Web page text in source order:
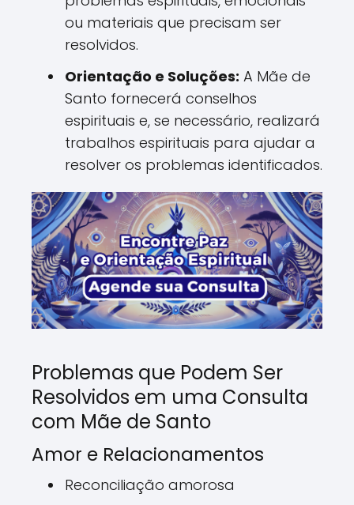
ou materiais que precisam ser
resolvidos.
Orientação e Soluções: A Mãe de
Santo fornecerá conselhos
espirituais e, se necessário, realizará
trabalhos espirituais para ajudar a
resolver os problemas identificados.
Problemas que Podem Ser
Resolvidos em uma Consulta
com Mãe de Santo
Amor e Relacionamentos
Reconciliação amorosa